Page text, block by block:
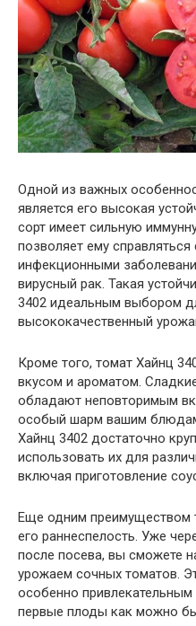
Одной из важных
является его высокая
сорт имеет сильную
позволяет ему
инфекционными
вирусный рак. Такая
3402 идеальным выбором
высококачественный
Кроме того, томат Хайнц
вкусом и ароматом.
обладают неповторимым
особый шарм вашим
Хайнц 3402 достаточно
использовать их для
включая приготовление
Еще одним преимуществом
его раннеспелость. Уже
после посева, вы сможете
урожаем сочных томатов.
особенно привлекательным
первые плоды как можно